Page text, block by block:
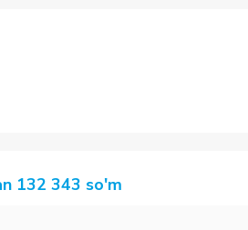
132 343 so'm